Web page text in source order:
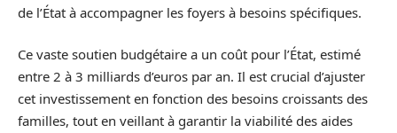
de l’État à accompagner les foyers à besoins spécifiques.
Ce vaste soutien budgétaire a un coût pour l’État, estimé
entre 2 à 3 milliards d’euros par an. Il est crucial d’ajuster
cet investissement en fonction des besoins croissants des
familles, tout en veillant à garantir la viabilité des aides